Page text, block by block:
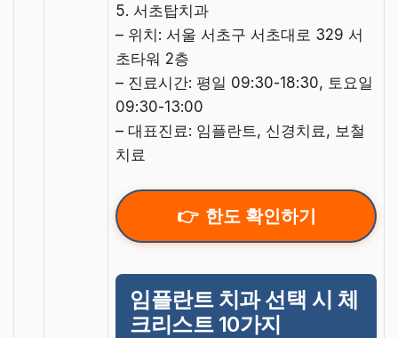
5. 서초탑치과
– 위치: 서울 서초구 서초대로 329 서
초타워 2층
– 진료시간: 평일 09:30-18:30, 토요일
09:30-13:00
– 대표진료: 임플란트, 신경치료, 보철
치료
한도 확인하기
임플란트 치과 선택 시 체
크리스트 10가지